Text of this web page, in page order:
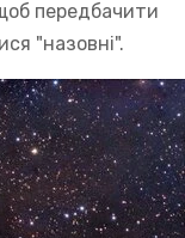
передбачити
"назовні".